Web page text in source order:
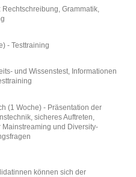
Grammatik,
- Testtraining
und Wissenstest, Informationen
(1 Woche) - Präsentation der
sicheres Auftreten,
und Diversity-
können sich der